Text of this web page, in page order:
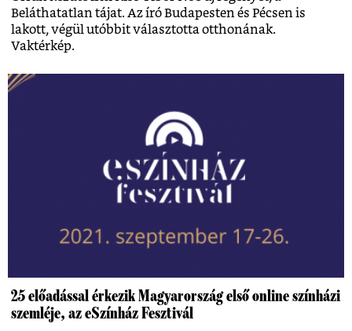
Beláthatatlan tájat. Az író Budapesten és Pécsen is
lakott, végül utóbbit választotta otthonának.
Vaktérkép.
25 előadással érkezik Magyarország első online színházi
szemléje, az eSzínház Fesztivál